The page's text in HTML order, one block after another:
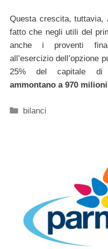
Questa crescita, tuttavia,
fatto che negli utili del
anche i proventi
all’esercizio dell’opzione
25% del capitale di
ammontano a 970
Categorie
bilanci